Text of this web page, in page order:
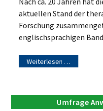
aktuellen Stand der
Forschung
englischsprachigen
Weiterlesen …
Umfrage